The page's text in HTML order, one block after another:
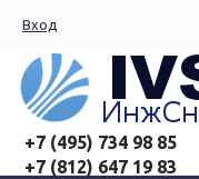
Вход
+7 (495) 734 98 85
+7 (812) 647 19 83